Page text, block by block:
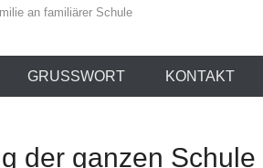
an familiärer Schule
GRUSSWORT KONTAKT
der ganzen